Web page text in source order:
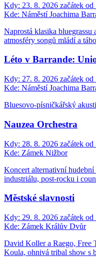
Kdy: 23. 8. 2026 začátek od
Kde: Náměstí Joachima
Naprostá klasika
atmosféry songů mládí a
Léto v Barrande:
Kdy: 27. 8. 2026 začátek od
Kde: Náměstí Joachima
Bluesovo-písničkářský
Nauzea Orchestra
Kdy: 28. 8. 2026 začátek od
Kde: Zámek Nižbor
Koncert alternativní
industriálu, post-rocku i
Městské slavnosti
Kdy: 29. 8. 2026 začátek od
Kde: Zámek Králův Dvůr
David Koller a Raego, Free
Koula, ohnivá tribal show s